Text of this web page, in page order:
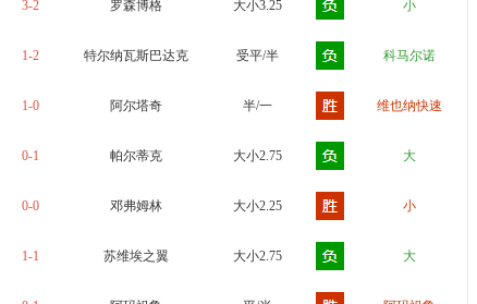
3-2 罗森博格 大小3.25 小
1-2 特尔纳瓦斯巴达克 受平/半 科马尔诺
1-0 阿尔塔奇 半/一 维也纳快速
0-1 帕尔蒂克 大小2.75 大
0-0 邓弗姆林 大小2.25 小
1-1 苏维埃之翼 大小2.75 大